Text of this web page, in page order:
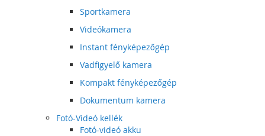
Sportkamera
Videókamera
Instant fényképezőgép
Vadfigyelő kamera
Kompakt fényképezőgép
Dokumentum kamera
Fotó-Videó kellék
Fotó-videó akku